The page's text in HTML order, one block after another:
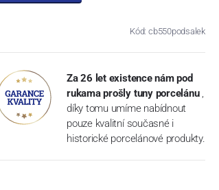
Kód: cb550podsalek
Za 26 let existence nám pod
rukama prošly tuny porcelánu ,
díky tomu umíme nabídnout
pouze kvalitní současné i
historické porcelánové produkty.